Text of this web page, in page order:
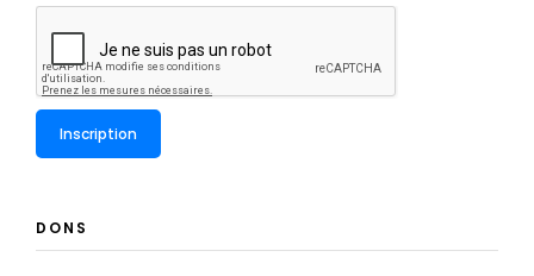
DONS